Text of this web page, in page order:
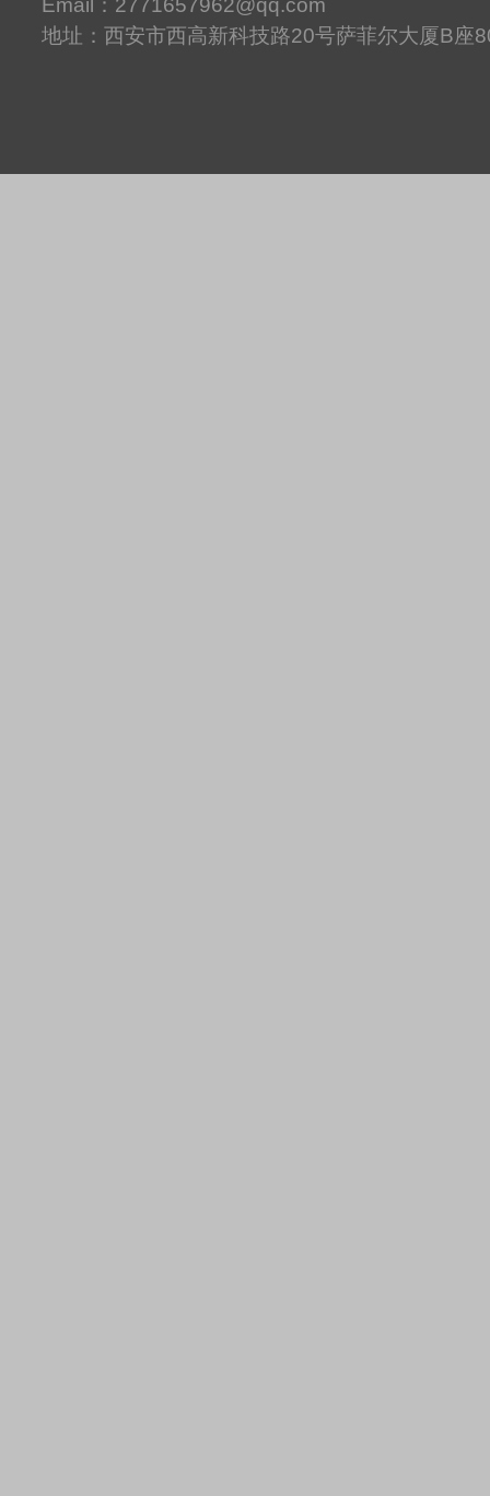
Email：2771657962@qq.com
地址：西安市西高新科技路20号萨菲尔大厦B座